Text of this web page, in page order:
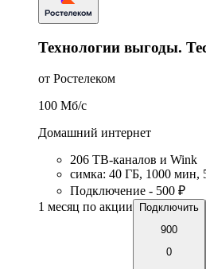
Технологии выгоды.
от Ростелеком
100 Мб/c
Домашний интернет
206 ТВ-каналов и Wink
симка: 40 ГБ, 1000 мин,
Подключение - 500 ₽
1 месяц по акции
Подключить
900
0